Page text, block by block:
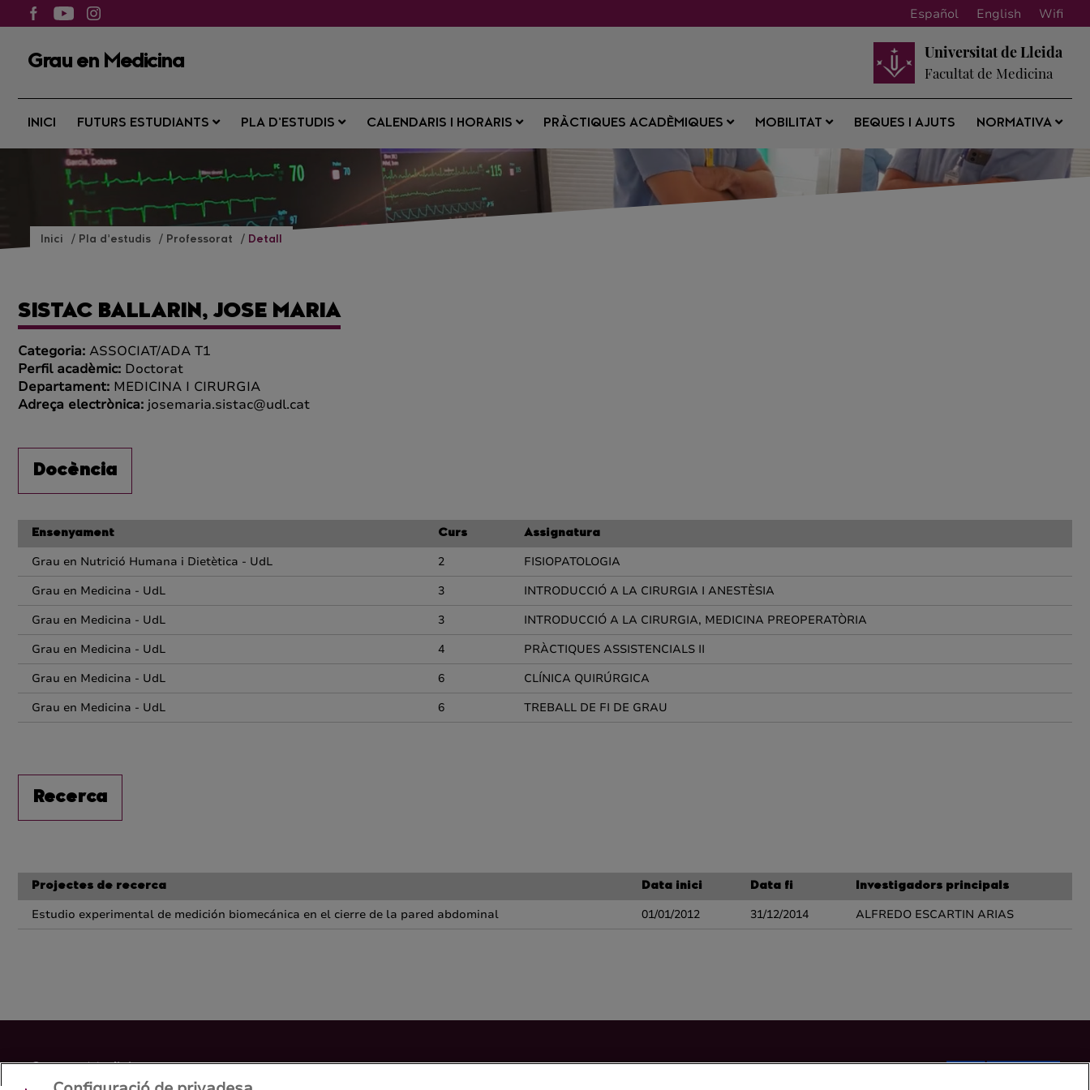
Español English Wifi
Grau en Medicina
Universitat de Lleida
Facultat de Medicina
INICI FUTURS ESTUDIANTS PLA D’ESTUDIS CALENDARIS I HORARIS PRÀCTIQUES ACADÈMIQUES MOBILITAT BEQUES I AJUTS NORMATIVA
Inici Pla d’estudis Professorat Detall
SISTAC BALLARIN, JOSE MARIA
Categoria: ASSOCIAT/ADA T1
Perfil acadèmic: Doctorat
Departament: MEDICINA I CIRURGIA
Adreça electrònica: josemaria.sistac@udl.cat
Docència
Ensenyament Curs Assignatura
Grau en Nutrició Humana i Dietètica - UdL 2
FISIOPATOLOGIA
Grau en Medicina - UdL
3
INTRODUCCIÓ A LA CIRURGIA I ANESTÈSIA
Grau en Medicina - UdL
3
INTRODUCCIÓ A LA CIRURGIA, MEDICINA PREOPERATÒRIA
Grau en Medicina - UdL
4
PRÀCTIQUES ASSISTENCIALS II
Grau en Medicina - UdL
6
CLÍNICA QUIRÚRGICA
Grau en Medicina - UdL
6 TREBALL DE FI DE GRAU
Recerca
Projectes de recerca Data inici Data fi Investigadors principals
Estudio experimental de medición biomecánica en el cierre de la pared abdominal 01/01/2012 31/12/2014 ALFREDO ESCARTIN ARIAS
Grau en Medicina